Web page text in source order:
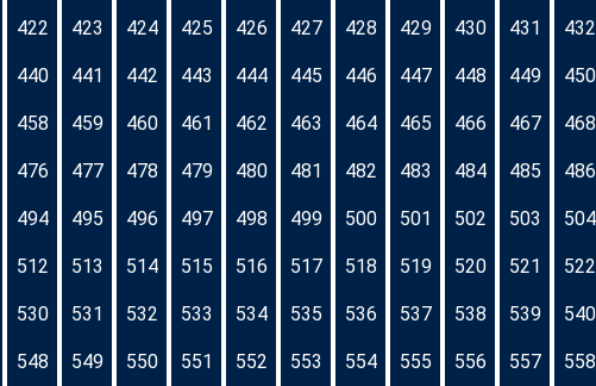
422 423 424 425 426 427 428 429 430 431 432
440 441 442 443 444 445 446 447 448 449 450
458 459 460 461 462 463 464 465 466 467 468
476 477 478 479 480 481 482 483 484 485 486
494 495 496 497 498 499 500 501 502 503 504
512 513 514 515 516 517 518 519 520 521 522
530 531 532 533 534 535 536 537 538 539 540
548 549 550 551 552 553 554 555 556 557 558